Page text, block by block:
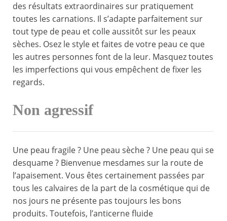
des résultats extraordinaires sur pratiquement
toutes les carnations. Il s’adapte parfaitement sur
tout type de peau et colle aussitôt sur les peaux
sèches. Osez le style et faites de votre peau ce que
les autres personnes font de la leur. Masquez toutes
les imperfections qui vous empêchent de fixer les
regards.
Non agressif
Une peau fragile ? Une peau sèche ? Une peau qui se
desquame ? Bienvenue mesdames sur la route de
l’apaisement. Vous êtes certainement passées par
tous les calvaires de la part de la cosmétique qui de
nos jours ne présente pas toujours les bons
produits. Toutefois, l’anticerne fluide